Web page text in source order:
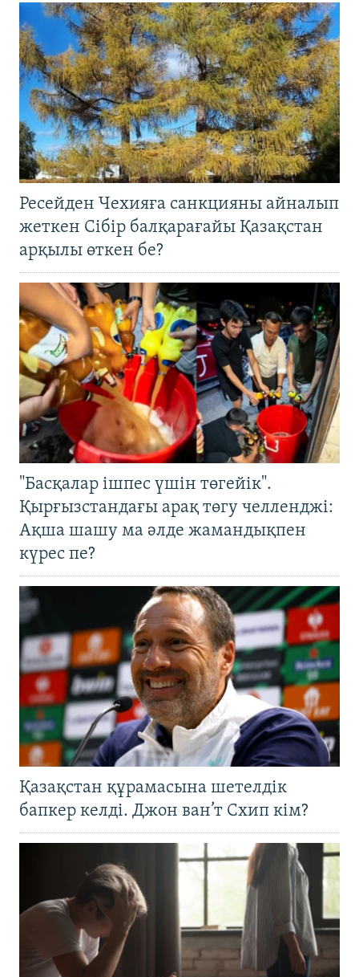
Ресейден Чехияға санкцияны айналып
жеткен Сібір балқарағайы Қазақстан
арқылы өткен бе?
"Басқалар ішпес үшін төгейік".
Қырғызстандағы арақ төгу челленджі:
Ақша шашу ма әлде жамандықпен
күрес пе?
Қазақстан құрамасына шетелдік
бапкер келді. Джон ван’т Схип кім?